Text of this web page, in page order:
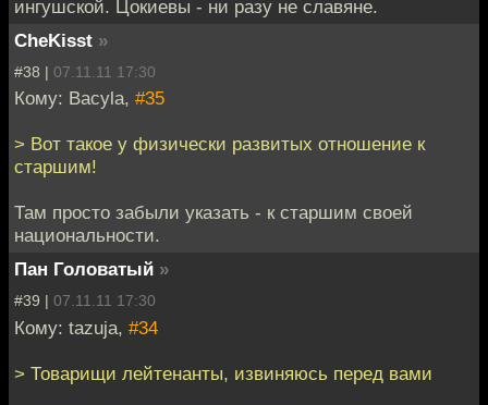
ингушской. Цокиевы - ни разу не славяне.
CheKisst »
#38 | 07.11.11 17:30
Кому: Bacyla, #35
> Вот такое у физически развитых отношение к
старшим!
Там просто забыли указать - к старшим своей
национальности.
Пан Головатый »
#39 | 07.11.11 17:30
Кому: tazuja, #34
> Товарищи лейтенанты, извиняюсь перед вами